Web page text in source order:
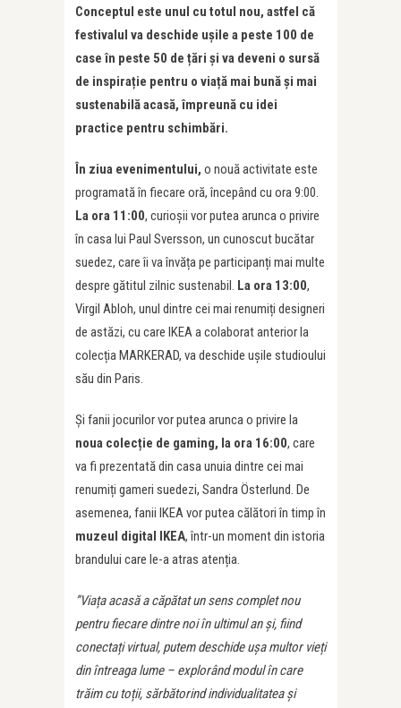
Conceptul este unul cu totul nou, astfel că
festivalul va deschide ușile a peste 100 de
case în peste 50 de țări și va deveni o sursă
de inspirație pentru o viață mai bună și mai
sustenabilă acasă, împreună cu idei
practice pentru schimbări.
În ziua evenimentului, o nouă activitate este
programată în fiecare oră, începând cu ora 9:00.
La ora 11:00, curioșii vor putea arunca o privire
în casa lui Paul Sversson, un cunoscut bucătar
suedez, care îi va învăța pe participanți mai multe
despre gătitul zilnic sustenabil. La ora 13:00,
Virgil Abloh, unul dintre cei mai renumiți designeri
de astăzi, cu care IKEA a colaborat anterior la
colecția MARKERAD, va deschide ușile studioului
său din Paris.
Și fanii jocurilor vor putea arunca o privire la
noua colecție de gaming, la ora 16:00, care
va fi prezentată din casa unuia dintre cei mai
renumiți gameri suedezi, Sandra Österlund. De
asemenea, fanii IKEA vor putea călători în timp în
muzeul digital IKEA, într-un moment din istoria
brandului care le-a atras atenția.
”Viața acasă a căpătat un sens complet nou
pentru fiecare dintre noi în ultimul an și, fiind
conectați virtual, putem deschide ușa multor vieți
din întreaga lume – explorând modul în care
trăim cu toții, sărbătorind individualitatea și